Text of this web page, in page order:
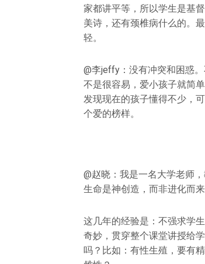
家都讲平等，所以学生是基
美诗，还有颈椎病什么的。
轻。
@李jeffy：没有冲突和困惑
不是很容易，爱小孩子就简
发现现在的孩子懂得不少，
个爱的榜样。
@赵晓：我是一名大学老师
生命是神创造，而非进化而
这几年的经验是：不强求学
奇妙，贯穿整个课堂讲授给
吗？比如：有性生殖，要有